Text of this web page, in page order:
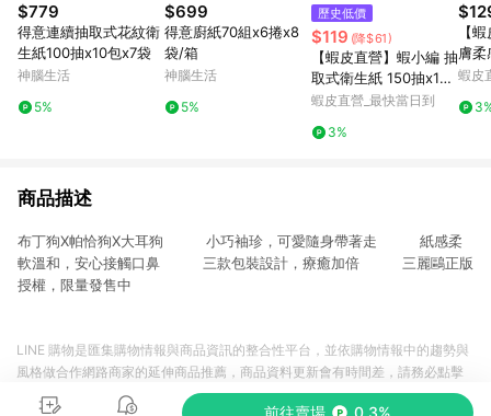
$779
得意連續抽取式花紋衛
生紙100抽x10包x7袋
神腦生活
5%
$699
得意廚紙70組x6捲x8
袋/箱
神腦生活
5%
歷史低價
$119 (降$61)
【蝦皮直營】蝦小編 抽
取式衛生紙 150抽x12
包/串 揪探吉 柔軟 居家
蝦皮直營_最快當日到
3%
【
膚
FC-
蝦皮
商品描述
布丁狗X帕恰狗X大耳狗 小巧袖珍，可愛隨身帶著走 紙感柔
軟溫和，安心接觸口鼻 三款包裝設計，療癒加倍 三麗鷗正版
授權，限量發售中
前往賣場 0.3%
LINE 購物是匯集購物情報與商品資訊的整合性平台，並依購物情報中的趨勢與
風格做合作網路商家的延伸商品推薦，商品資料更新會有時間差，請務必點擊
商品至各合作網路商家，確認現售價與購物條件，一切資訊以合作廠商網頁為